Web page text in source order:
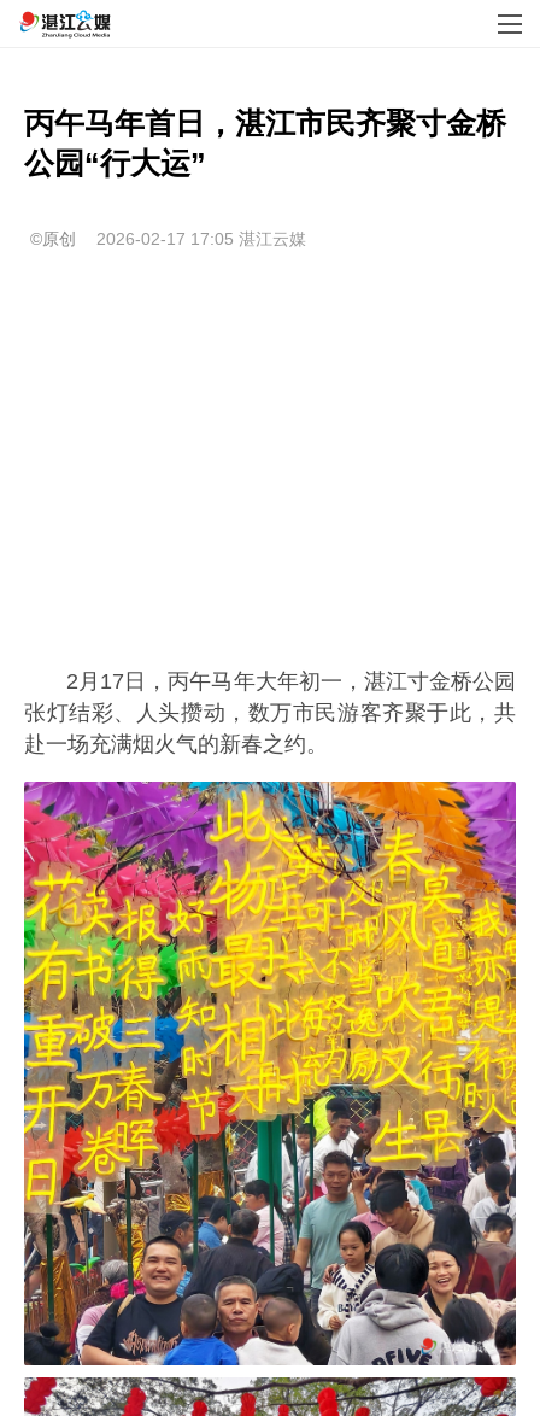
丙午马年首日，湛江市民齐聚寸金桥
公园“行大运”
©原创 2026-02-17 17:05 湛江云媒
2月17日，丙午马年大年初一，湛江寸金桥公园
张灯结彩、人头攒动，数万市民游客齐聚于此，共
赴一场充满烟火气的新春之约。